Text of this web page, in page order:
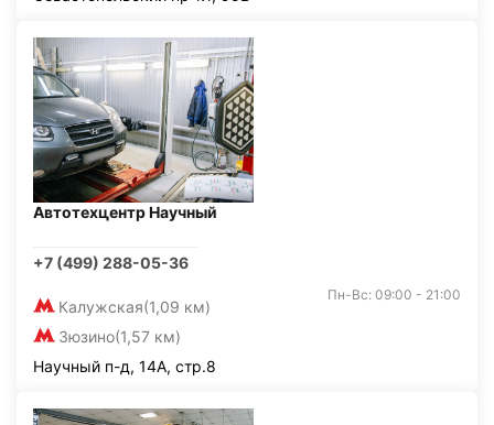
Автотехцентр Научный
+7 (499) 288-05-36
Калужская(1,09 км)
Зюзино(1,57 км)
Пн-Вс: 09:00 - 21:00
Научный п-д, 14А, стр.8